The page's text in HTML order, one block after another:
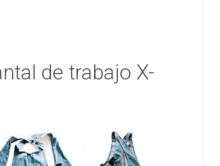
de trabajo X-